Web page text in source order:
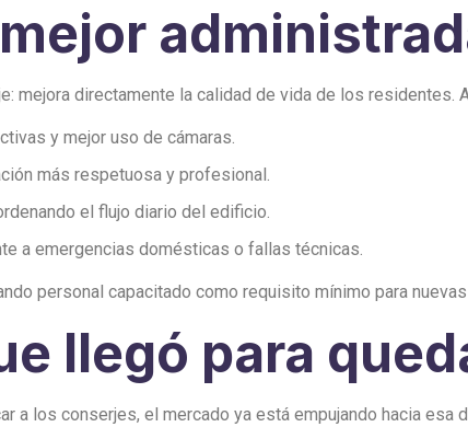
mejora directamente la calidad de vida de los
y mejor uso de cámaras.
más respetuosa y profesional.
el flujo diario del edificio.
a emergencias domésticas o fallas técnicas.
personal capacitado como requisito mínimo para
llegó para
a los conserjes, el mercado ya está empujando hacia